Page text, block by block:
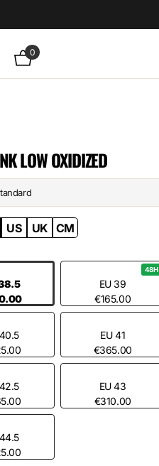
0
LOW OXIDIZED
US UK CM
€165.00
EU 39
48H
€365.00
EU 41
€310.00
EU 43